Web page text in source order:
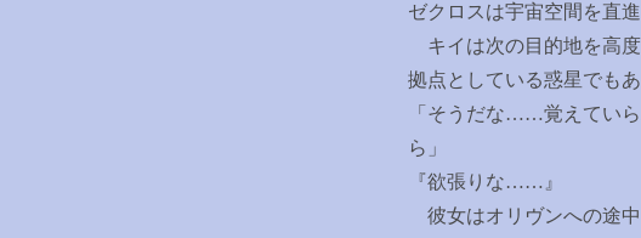
ゼクロスは宇宙空間を直進
キイは次の目的地を高
拠点としている惑星でもあ
「そうだな……覚えてい
ら」
『欲張りな…… 』
彼女はオリヴンへの途